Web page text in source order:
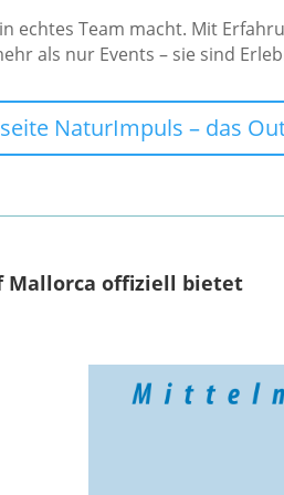
echtes Team macht. Mit
als nur Events – sie sind
NaturImpuls – das
Mallorca offiziell bietet